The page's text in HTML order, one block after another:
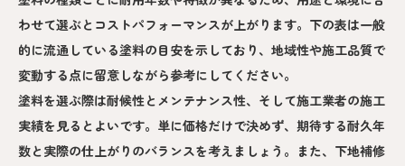
わせて選ぶとコストパフォーマンスが上がります。下の表は一般
的に流通している塗料の目安を示しており、地域性や施工品質で
変動する点に留意しながら参考にしてください。
塗料を選ぶ際は耐候性とメンテナンス性、そして施工業者の施工
実績を見るとよいです。単に価格だけで決めず、期待する耐久年
数と実際の仕上がりのバランスを考えましょう。また、下地補修